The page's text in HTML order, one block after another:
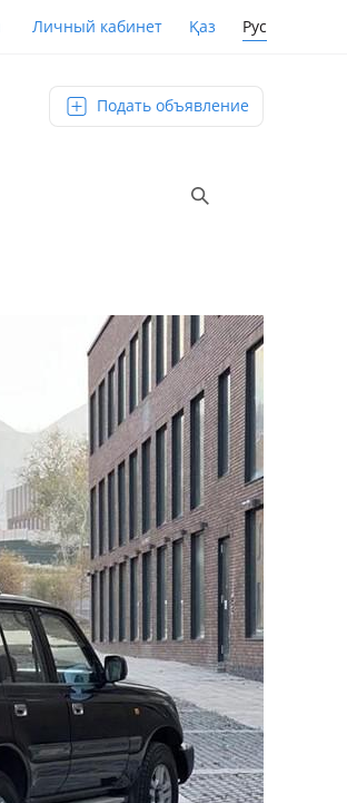
Личный кабинет Қаз Рус
Подать объявление